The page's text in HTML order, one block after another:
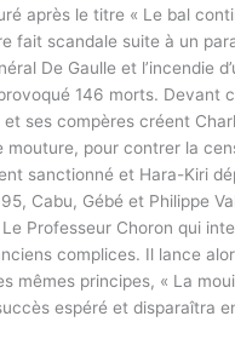
après le titre « Le bal
fait scandale suite à un
De Gaulle et l’incendie
146 morts. Devant
ses compères créent
mouture, pour contrer la
sanctionné et Hara-Kiri
Cabu, Gébé et Philippe
Professeur Choron qui
complices. Il lance
mêmes principes, « La
espéré et disparaîtra